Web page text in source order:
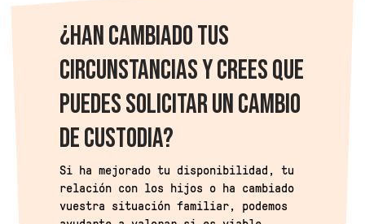
¿HAN CAMBIADO TUS
CIRCUNSTANCIAS Y CREES QUE
PUEDES SOLICITAR UN CAMBIO
DE CUSTODIA?
Si ha mejorado tu disponibilidad, tu
relación con los hijos o ha cambiado
vuestra situación familiar, podemos